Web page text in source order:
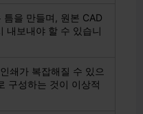
틈을 만들며, 원본 CAD
내보내야 할 수 있습니
쇄가 복잡해질 수 있으
구성하는 것이 이상적